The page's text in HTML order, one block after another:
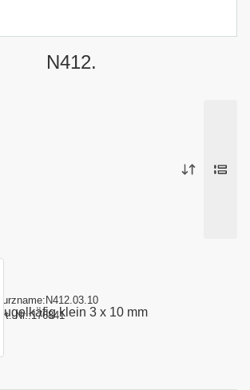
N412.
Kugelkäfig klein 3 x 10 mm
Kurzname: N412.03.10
Art.-Nr.:176841